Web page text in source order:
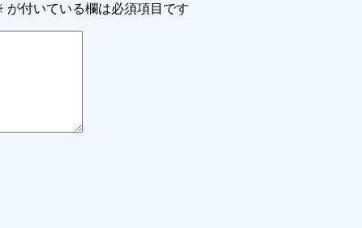
が付いている欄は必須項目です